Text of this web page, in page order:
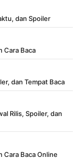
dan Spoiler
Cara Baca
dan Tempat Baca
Rilis, Spoiler, dan
Cara Baca Online